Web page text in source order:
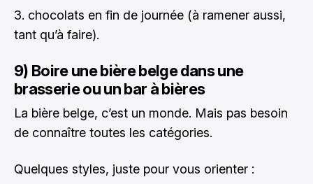
chocolats en fin de journée (à ramener aussi,
tant qu’à faire).
9) Boire une bière belge dans une
brasserie ou un bar à bières
La bière belge, c’est un monde. Mais pas besoin
de connaître toutes les catégories.
Quelques styles, juste pour vous orienter :